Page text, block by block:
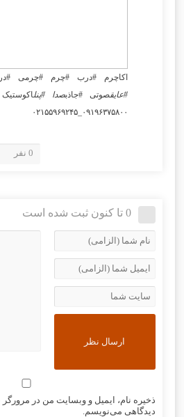
اکاچرم #درب #چرم #چرمی
#عایقصوتی #جاذبصدا #پنل
۰۹۱۹۶۳۷۵۸۰۰_۰۲۱۵۵۹۶۹۲۴۵
0 نفر
0 تا کنون ثبت شده است
ذخیره نام، ایمیل و وبسایت من در مرورگر
دیدگاهی می‌نویسم.